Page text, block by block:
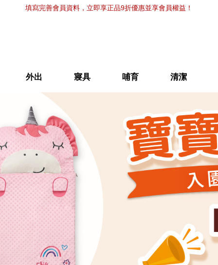
填寫完善會員資料，立即享正品9折優惠並享會員權益！
外出 寢具 哺育 清潔